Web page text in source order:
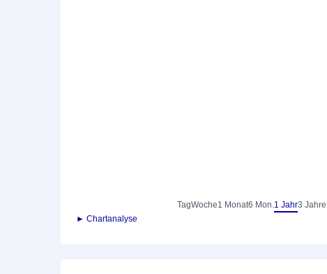
TagWoche1 Monat6 Mon.1 Jahr3 Jahre
► Chartanalyse